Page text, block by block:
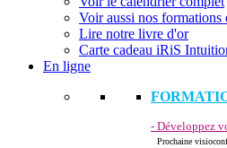
Voir aussi nos formations
Lire notre livre d'or
Carte cadeau iRiS
En ligne
- Développez
Prochaine